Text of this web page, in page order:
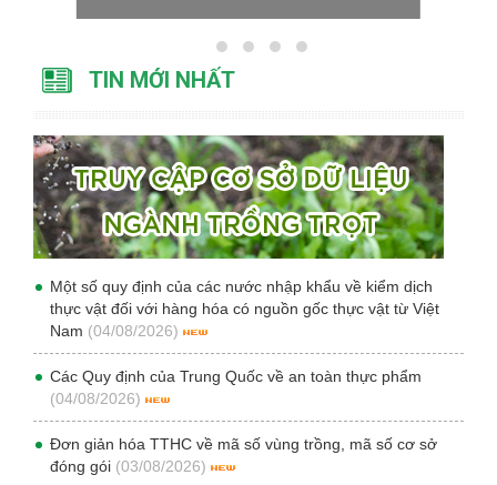
TIN MỚI NHẤT
Một số quy định của các nước nhập khẩu về kiểm dịch
thực vật đối với hàng hóa có nguồn gốc thực vật từ Việt
Nam (04/08/2026)
Các Quy định của Trung Quốc về an toàn thực phẩm
(04/08/2026)
Đơn giản hóa TTHC về mã số vùng trồng, mã số cơ sở
đóng gói (03/08/2026)